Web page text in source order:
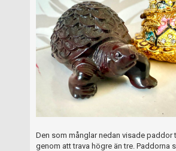
Den som månglar nedan visade paddor
genom att trava högre än tre. Paddorna